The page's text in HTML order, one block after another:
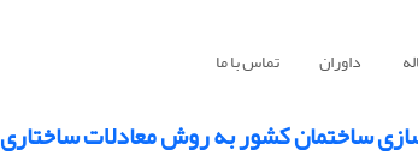
داوران تماس با ما
ساختمان کشور به روش معادلات ساختاری